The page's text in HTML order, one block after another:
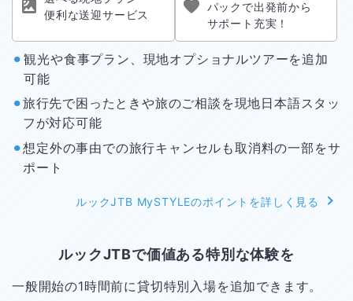
便利な送迎サービス
パックで出発前から
サポート充実！
⚫︎ 観光や食事プラン、現地オプショナルツアーを追加
可能
⚫︎旅行先で困ったときや旅のご相談を現地日本語スタッ
フが対応可能
⚫︎想定外の事由での旅行キャンセルも取消料の一部をサ
ポート
ルックJTB MySTYLEのポイントを詳しく見る
ルックJTBで価値ある特別な体験を
一般開始の1時間前に貸切特別入場を追加できます。